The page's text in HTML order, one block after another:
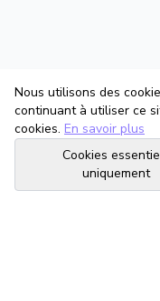
Nous utilisons des
continuant à utiliser ce
cookies. En savoir plus
Cookies
uniquement